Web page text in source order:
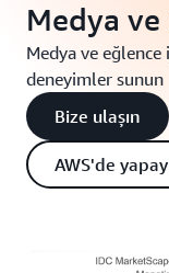
Medya ve
Medya ve eğlence
deneyimler sunun
Bize ulaşın
AWS'de